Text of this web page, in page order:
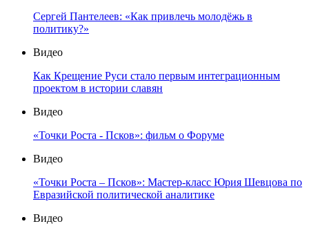
Сергей Пантелеев: «Как привлечь молодёжь в
политику?»
Видео
Как Крещение Руси стало первым интеграционным
проектом в истории славян
Видео
«Точки Роста - Псков»: фильм о Форуме
Видео
«Точки Роста – Псков»: Мастер-класс Юрия Шевцова по
Евразийской политической аналитике
Видео